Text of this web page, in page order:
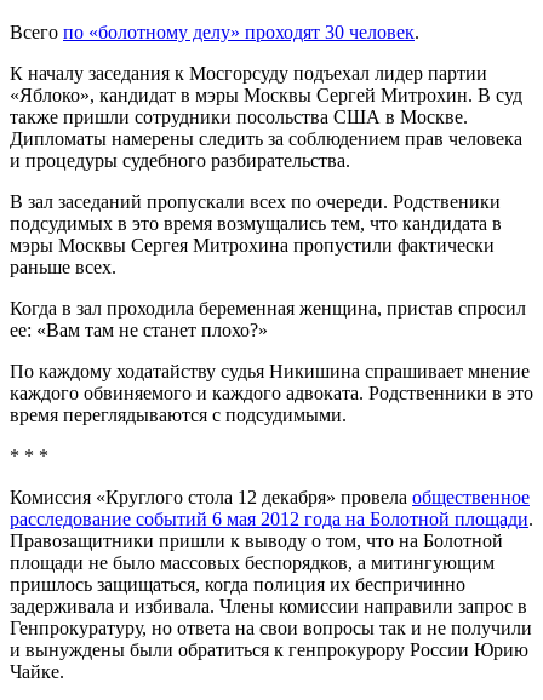
Всего по «болотному делу» проходят 30 человек.
К началу заседания к Мосгорсуду подъехал лидер партии
«Яблоко», кандидат в мэры Москвы Сергей Митрохин. В суд
также пришли сотрудники посольства США в Москве.
Дипломаты намерены следить за соблюдением прав человека
и процедуры судебного разбирательства.
В зал заседаний пропускали всех по очереди. Родственики
подсудимых в это время возмущались тем, что кандидата в
мэры Москвы Сергея Митрохина пропустили фактически
раньше всех.
Когда в зал проходила беременная женщина, пристав спросил
ее: «Вам там не станет плохо?»
По каждому ходатайству судья Никишина спрашивает мнение
каждого обвиняемого и каждого адвоката. Родственники в это
время переглядываются с подсудимыми.
* * *
Комиссия «Круглого стола 12 декабря» провела общественное
расследование событий 6 мая 2012 года на Болотной площади.
Правозащитники пришли к выводу о том, что на Болотной
площади не было массовых беспорядков, а митингующим
пришлось защищаться, когда полиция их беспричинно
задерживала и избивала. Члены комиссии направили запрос в
Генпрокуратуру, но ответа на свои вопросы так и не получили
и вынуждены были обратиться к генпрокурору России Юрию
Чайке.